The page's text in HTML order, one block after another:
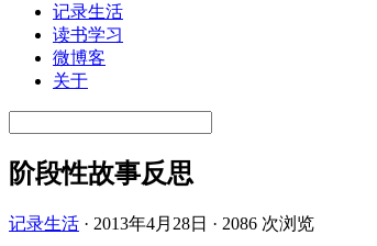
记录生活
读书学习
微博客
关于
阶段性故事反思
记录生活 · 2013年4月28日 · 2086 次浏览